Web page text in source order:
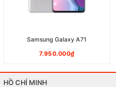
Samsung Galaxy A71
7.950.000₫
HỒ CHÍ MINH